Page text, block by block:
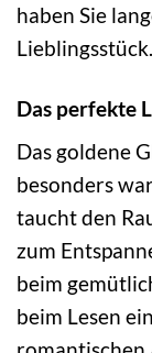
haben Sie
Lieblingsstück.
Das perfekte
Das goldene
besonders
taucht den
zum
beim
beim Lesen